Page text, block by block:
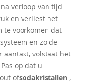
verloop van tijd
en verliest het
te voorkomen dat
en zo de
aantast, volstaat het
op dat u
ofsodakristallen ,